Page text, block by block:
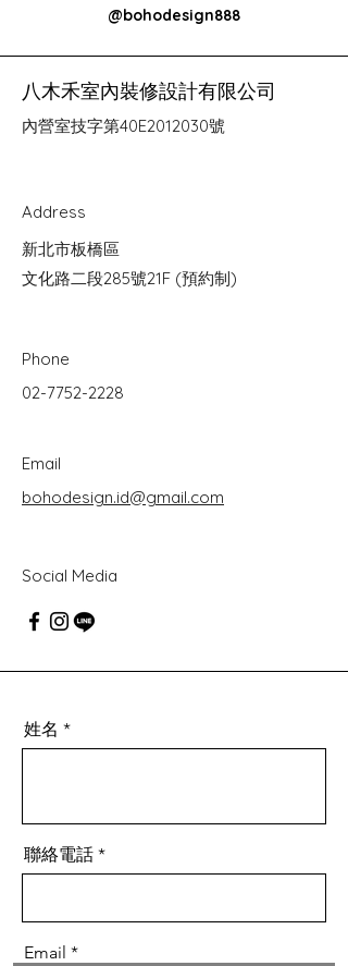
@bohodesign888
​八木禾室內裝修設計有限公司
內營室技字第40E2012030號
Address
新北市板橋區
文化路二段285號21F (預約制)
Phone
02-7752-2228
Email
bohodesign.id@gmail.com
Social Media
姓名
聯絡電話
Email